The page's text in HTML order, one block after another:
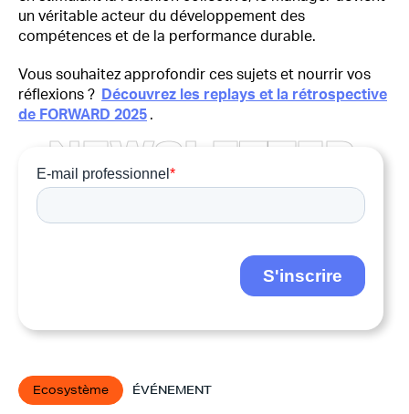
un véritable acteur du développement des
compétences et de la performance durable.
Vous souhaitez approfondir ces sujets et nourrir vos
réflexions ?
Découvrez les replays et la rétrospective
de FORWARD 2025 .
NEWSL ETTER
Ecosystème ÉVÉNEMENT